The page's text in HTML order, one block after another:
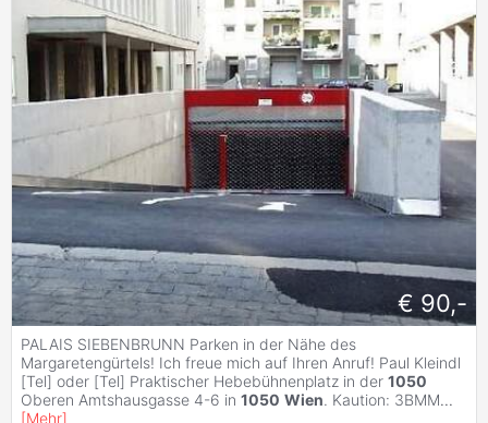
€ 90,-
PALAIS SIEBENBRUNN Parken in der Nähe des
Margaretengürtels! Ich freue mich auf Ihren Anruf! Paul Kleindl
[Tel] oder [Tel] Praktischer Hebebühnenplatz in der 1050
Oberen Amtshausgasse 4-6 in 1050 Wien. Kaution: 3BMM...
[Mehr]